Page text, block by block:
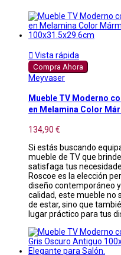
 Vista rápida
Compra Ahora
Meyvaser
Mueble TV Moderno
en Melamina Color
134,90 €
Si estás buscando
mueble de TV que
satisfaga tus
Roscoe es la elección
diseño contemporáneo
calidad, este mueble no
de estar, sino que
lugar práctico para tus